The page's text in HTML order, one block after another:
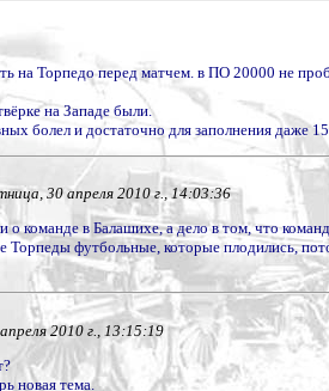
на Торпедо перед матчем. в ПО 20000 не
на Западе были.
болел и достаточно для заполнения даже
30 апреля 2010 г., 14:03:36
команде в Балашихе, а дело в том, что
Торпеды футбольные, которые
2010 г., 13:15:19
новая тема.